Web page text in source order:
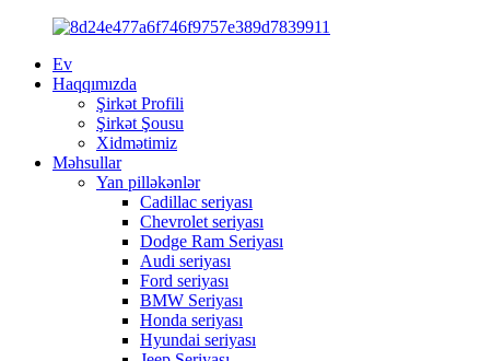
Ev
Haqqımızda
Şirkət Profili
Şirkət Şousu
Xidmətimiz
Məhsullar
Yan pilləkənlər
Cadillac seriyası
Chevrolet seriyası
Dodge Ram Seriyası
Audi seriyası
Ford seriyası
BMW Seriyası
Honda seriyası
Hyundai seriyası